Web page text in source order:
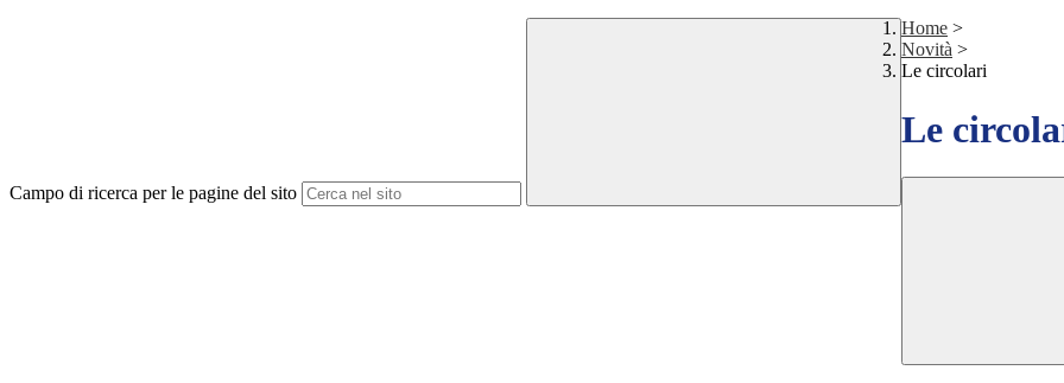
Campo di ricerca per le pagine del sito
Home >
Novità >
Le circolari
Le